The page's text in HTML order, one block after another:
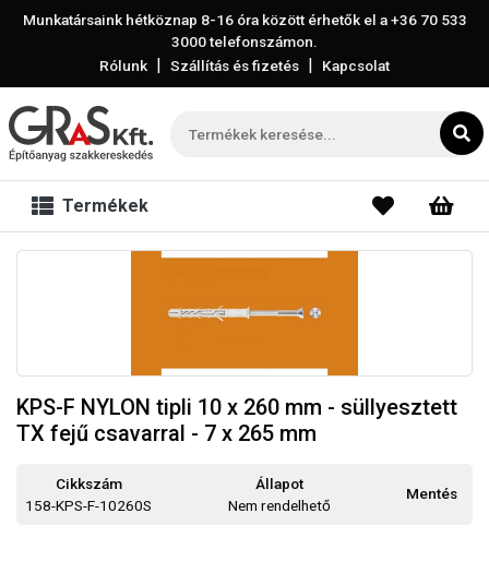
Munkatársaink hétköznap 8-16 óra között érhetők el a+36 70 533
3000telefonszámon.
Rólunk | Szállítás és fizetés | Kapcsolat
Termékek
KPS-F NYLON tipli 10 x 260 mm - süllyesztett
TX fejű csavarral - 7 x 265 mm
Cikkszám
158-KPS-F-10260S
Állapot
Nem rendelhető
Mentés